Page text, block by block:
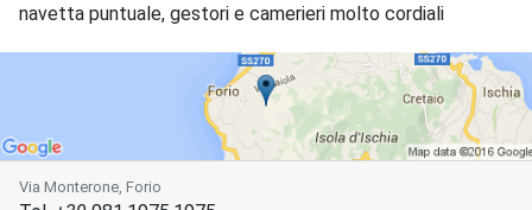
navetta puntuale, gestori e camerieri molto cordiali
Via Monterone, Forio